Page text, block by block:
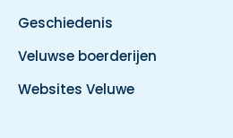
Geschiedenis
Veluwse boerderijen
Websites Veluwe